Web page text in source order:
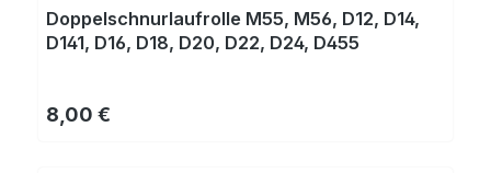
Doppelschnurlaufrolle M55, M56, D12, D14,
D141, D16, D18, D20, D22, D24, D455
Regulärer Preis:
8,00 €